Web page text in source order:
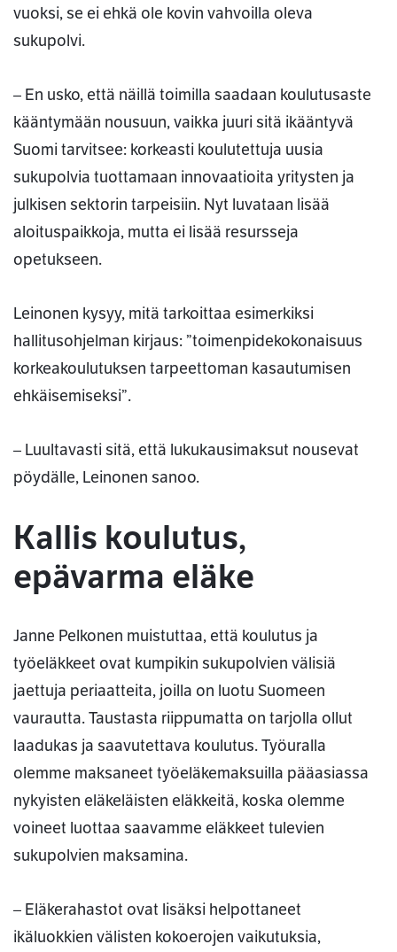
vuoksi, se ei ehkä ole kovin vahvoilla oleva
sukupolvi.
– En usko, että näillä toimilla saadaan koulutusaste
kääntymään nousuun, vaikka juuri sitä ikääntyvä
Suomi tarvitsee: korkeasti koulutettuja uusia
sukupolvia tuottamaan innovaatioita yritysten ja
julkisen sektorin tarpeisiin. Nyt luvataan lisää
aloituspaikkoja, mutta ei lisää resursseja
opetukseen.
Leinonen kysyy, mitä tarkoittaa esimerkiksi
hallitusohjelman kirjaus: ”toimenpidekokonaisuus
korkeakoulutuksen tarpeettoman kasautumisen
ehkäisemiseksi”.
– Luultavasti sitä, että lukukausimaksut nousevat
pöydälle, Leinonen sanoo.
Kallis koulutus,
epävarma eläke
Janne Pelkonen muistuttaa, että koulutus ja
työeläkkeet ovat kumpikin sukupolvien välisiä
jaettuja periaatteita, joilla on luotu Suomeen
vaurautta. Taustasta riippumatta on tarjolla ollut
laadukas ja saavutettava koulutus. Työuralla
olemme maksaneet työeläkemaksuilla pääasiassa
nykyisten eläkeläisten eläkkeitä, koska olemme
voineet luottaa saavamme eläkkeet tulevien
sukupolvien maksamina.
– Eläkerahastot ovat lisäksi helpottaneet
ikäluokkien välisten kokoerojen vaikutuksia,